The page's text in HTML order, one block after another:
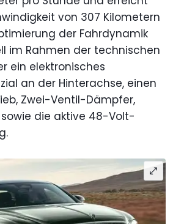
von 307 Kilometern
der Fahrdynamik
im Rahmen der technischen
ein elektronisches
an der Hinterachse, einen
Zwei-Ventil-Dämpfer,
die aktive 48-Volt-